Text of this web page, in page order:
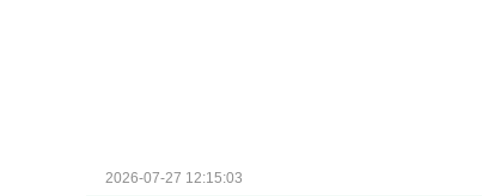
2026-07-27 12:15:03